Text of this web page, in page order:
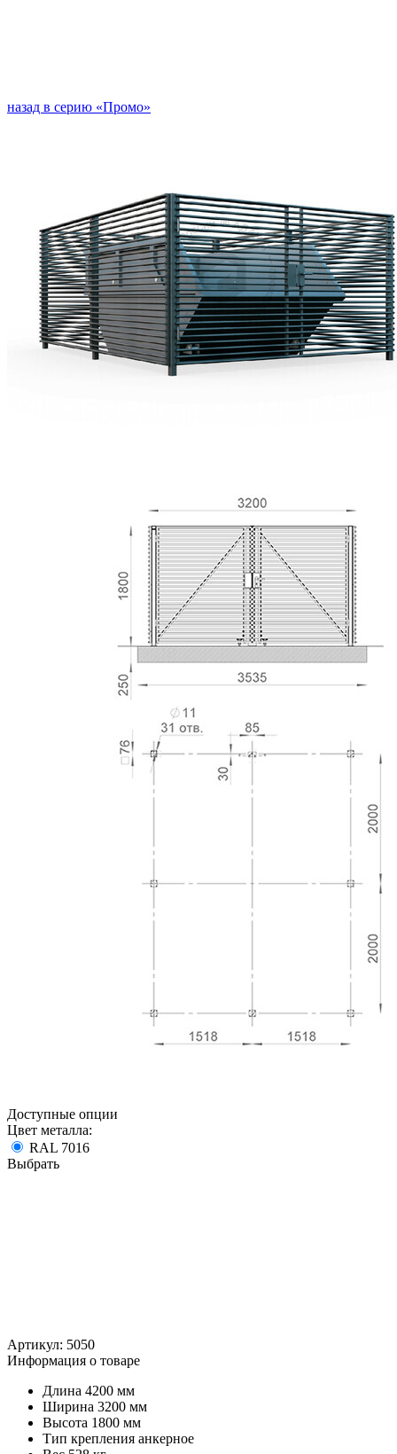
назад в серию «Промо»
Доступные опции
Цвет металла:
RAL 7016
Выбрать
Артикул: 5050
Информация о товаре
Длина 4200 мм
Ширина 3200 мм
Высота 1800 мм
Тип крепления анкерное